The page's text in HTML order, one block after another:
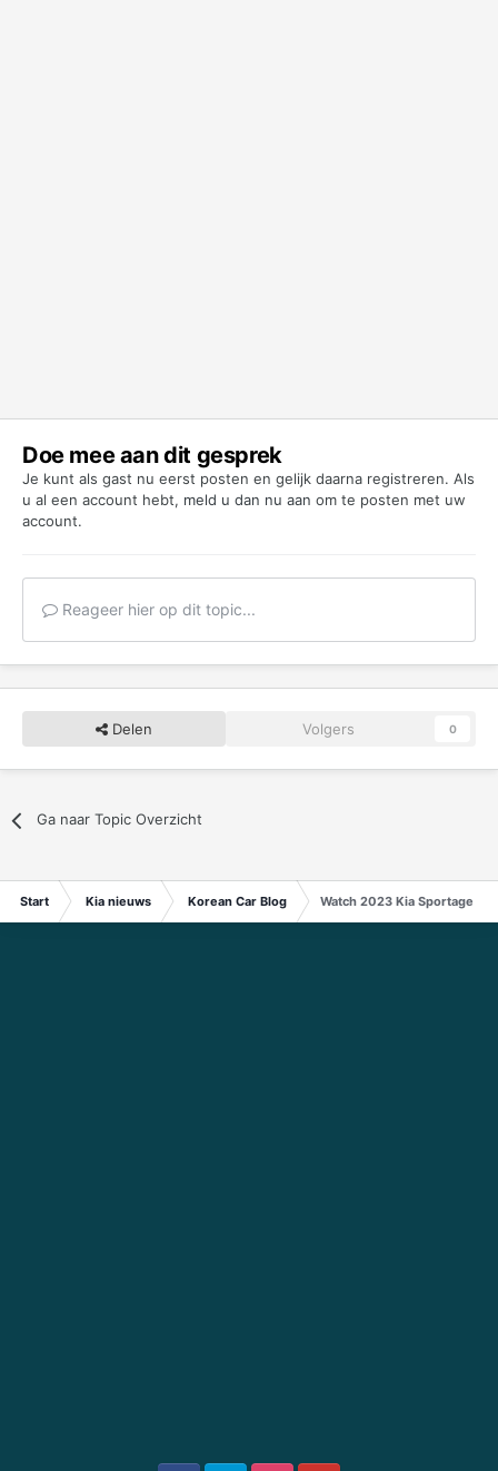
Doe mee aan dit gesprek
Je kunt als gast nu eerst posten en gelijk daarna registreren. Als
u al een account hebt, meld u dan nu aan om te posten met uw
account.
Reageer hier op dit topic...
Delen Volgers 0
Ga naar Topic Overzicht
Start Kia nieuws Korean Car Blog Watch 2023 Kia Sportage US